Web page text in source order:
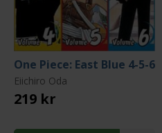
One Piece: East Blue 4-5-6
Eiichiro Oda
219 kr